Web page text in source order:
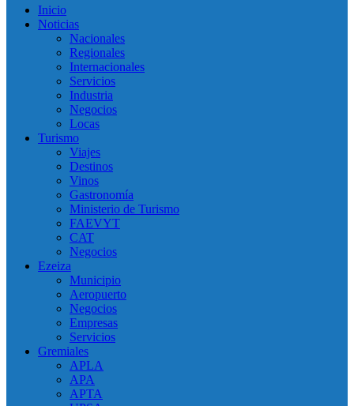
Inicio
Noticias
Nacionales
Regionales
Internacionales
Servicios
Industria
Negocios
Locas
Turismo
Viajes
Destinos
Vinos
Gastronomía
Ministerio de Turismo
FAEVYT
CAT
Negocios
Ezeiza
Municipio
Aeropuerto
Negocios
Empresas
Servicios
Gremiales
APLA
APA
APTA